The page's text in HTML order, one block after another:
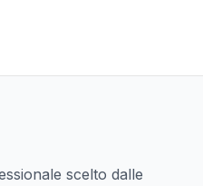
scelto dalle